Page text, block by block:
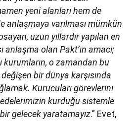
yeni alanları hem de
anlaşmaya varılması mümkün
uzun yıllardır yapılan en
anlaşma olan Pakt’ın amacı;
kurumların, o zamandan bu
bir dünya karşısında
Kurucuları görevlerini
kurduğu sistemle
gelecek yaratamayız.” Evet,